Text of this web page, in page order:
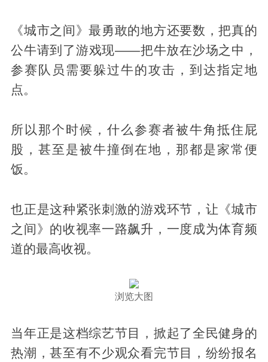
《城市之间》最勇敢的地方还要数，把真的
公牛请到了游戏现——把牛放在沙场之中，
参赛队员需要躲过牛的攻击，到达指定地
点。
所以那个时候，什么参赛者被牛角抵住屁
股，甚至是被牛撞倒在地，那都是家常便
饭。
也正是这种紧张刺激的游戏环节，让《城市
之间》的收视率一路飙升，一度成为体育频
道的最高收视。
浏览大图
当年正是这档综艺节目，掀起了全民健身的
热潮，甚至有不少观众看完节目，纷纷报名